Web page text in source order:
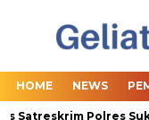
HOME NEWS
Polres